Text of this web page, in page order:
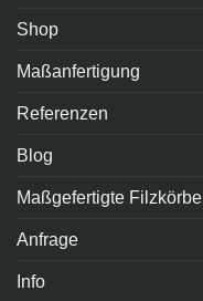
Shop
Maßanfertigung
Referenzen
Blog
Maßgefertigte Filzkörbe
Anfrage
Info